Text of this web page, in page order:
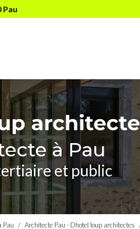
Pau
à Pau
et public
Pau Architecte Pau - Dhotel loup architectes